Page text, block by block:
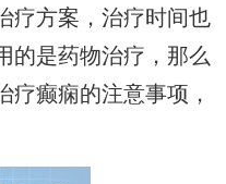
疗方案，治疗时间也
的是药物治疗，那么
疗癫痫的注意事项，